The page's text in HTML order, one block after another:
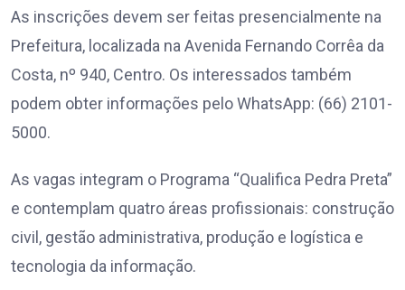
As inscrições devem ser feitas presencialmente na
Prefeitura, localizada na Avenida Fernando Corrêa da
Costa, nº 940, Centro. Os interessados também
podem obter informações pelo WhatsApp: (66) 2101-
5000.
As vagas integram o Programa “Qualifica Pedra Preta”
e contemplam quatro áreas profissionais: construção
civil, gestão administrativa, produção e logística e
tecnologia da informação.